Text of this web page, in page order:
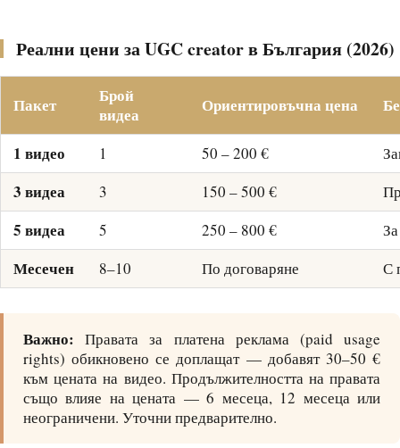
Реални цени за UGC creator в България (2026)
Пакет
Брой
видеа
Ориентировъчна цена
1 видео 1 50 – 200 €
3 видеа 3 150 – 500 €
5 видеа 5 250 – 800 €
Месечен 8–10 По договаряне С
Важно: Правата за платена реклама (paid usage
rights) обикновено се доплащат — добавят 30–50 €
към цената на видео. Продължителността на правата
също влияе на цената — 6 месеца, 12 месеца или
неограничени. Уточни предварително.